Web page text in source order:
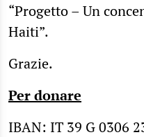
“Progetto – Un
Haiti”.
Grazie.
Per donare
IBAN: IT 39 G 0306